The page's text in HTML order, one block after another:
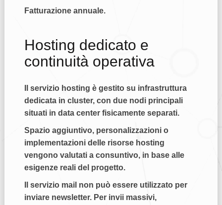
Fatturazione annuale.
Hosting dedicato e
continuità operativa
Il servizio hosting è gestito su infrastruttura
dedicata in cluster, con due nodi principali
situati in data center fisicamente separati.
Spazio aggiuntivo, personalizzazioni o
implementazioni delle risorse hosting
vengono valutati a consuntivo, in base alle
esigenze reali del progetto.
Il servizio mail non può essere utilizzato per
inviare newsletter.Per invii massivi,